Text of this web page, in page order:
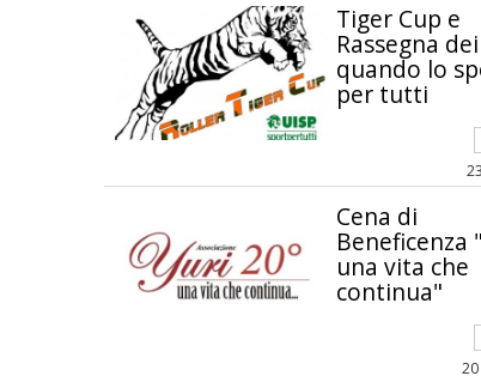
Tiger Cup e
Rassegna
quando lo
per tutti
Cena di
Beneficenza
una vita che
continua"